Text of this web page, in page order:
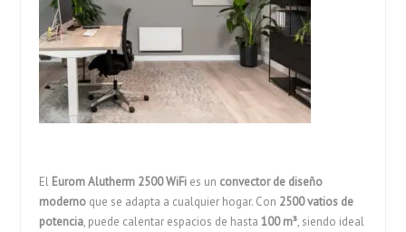
El Eurom Alutherm 2500 WiFi es un convector de diseño
moderno que se adapta a cualquier hogar. Con 2500 vatios de
potencia, puede calentar espacios de hasta100 m³, siendo ideal